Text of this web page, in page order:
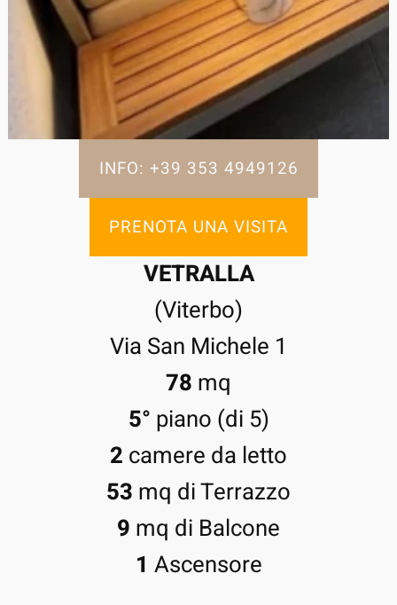
INFO: +39 353 4949126
PRENOTA UNA VISITA
VETRALLA
(Viterbo)
Via San Michele 1
78 mq
5° piano (di 5)
2 camere da letto
53 mq di Terrazzo
9 mq di Balcone
1 Ascensore